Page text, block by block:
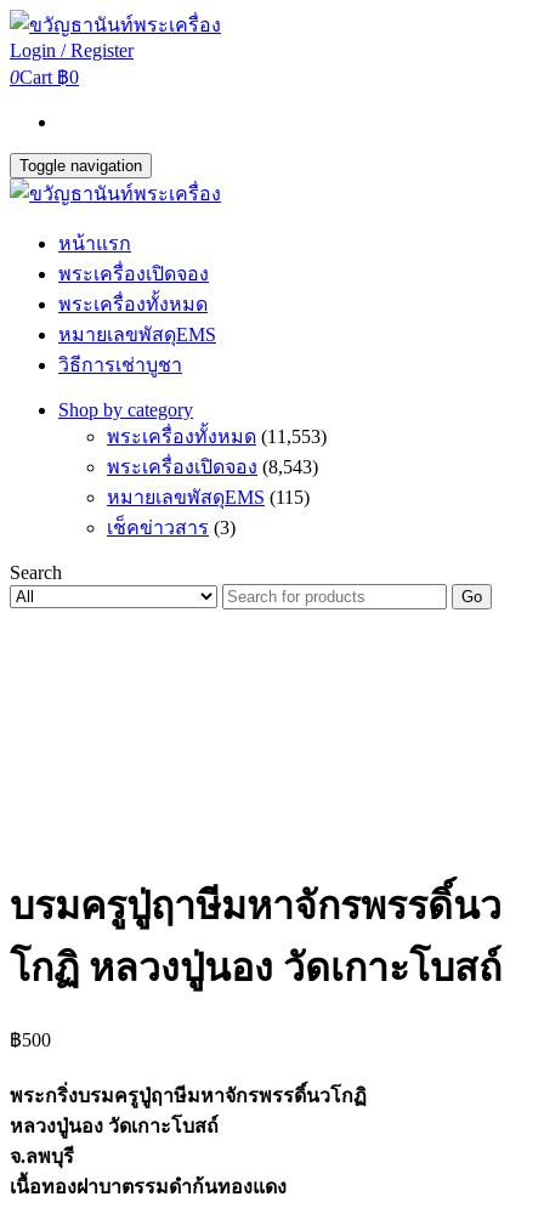
Login / Register
0Cart ฿0
Toggle navigation
หน้าแรก
พระเครื่องเปิดจอง
พระเครื่องทั้งหมด
หมายเลขพัสดุEMS
วิธีการเช่าบูชา
Shop by category
พระเครื่องทั้งหมด (11,553)
พระเครื่องเปิดจอง (8,543)
หมายเลขพัสดุEMS (115)
เช็คข่าวสาร (3)
Search
Go
บรมครูปู่ฤาษีมหาจักรพรรดิ์นว
โกฏิ หลวงปู่นอง วัดเกาะโบสถ์
฿500
พระกริ่งบรมครูปู่ฤาษีมหาจักรพรรดิ์นวโกฏิ
หลวงปู่นอง วัดเกาะโบสถ์
จ.ลพบุรี
เนื้อทองฝาบาตรรมดำก้นทองแดง